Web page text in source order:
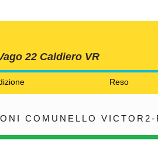
22 Caldiero VR
Reso
COMUNELLO